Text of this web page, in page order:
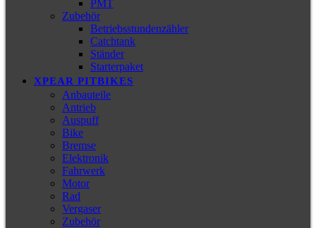
PMT
Zubehör
Betriebsstundenzähler
Catchtank
Ständer
Starterpaket
XPEAR PITBIKES
Anbauteile
Antrieb
Auspuff
Bike
Bremse
Elektronik
Fahrwerk
Motor
Rad
Vergaser
Zubehör